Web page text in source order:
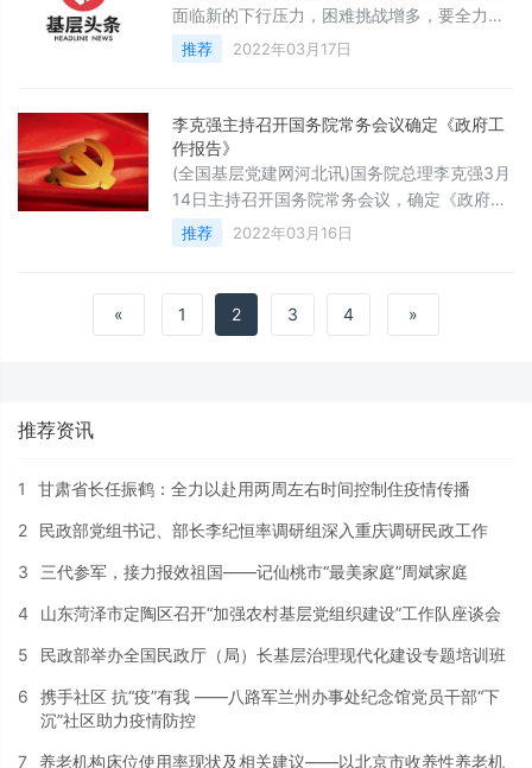
锋，英烈事迹和精神是中华民族的共同历史记
忆和宝贵精神财富，是激励全党全国各族人民
不懈奋斗的力量源泉。随着我
面临新的下行压力，困难挑战增多，要全力落
实中央经济工作会议精神和全国两会部署，统
筹疫情防控和经济社会发展，强化周期性调
全年经济社会发展目标任务。为此，宏观政策
要稳健有效，保持连续性，增强有效性。金融
机构必须从大局出发，坚定支持实体经济发
展。减税降费是助企纾困的关键性举措。今年
《政府工作报告》明确，实施新的组合式税费
支持
推荐 2022年03月17日
李克强主持召开国务院常务会议确定《政府工
作报告》
(全国基层党建网河北讯)国务院总理李克强3月
14日主持召开国务院常务会议，确定《政府工
作报告》重点任务分工，要求扎实有力抓落
实，推动经济在爬坡过坎中保持平稳运行。会
审议通过的《政府工作报告》，确定了全年经
济社会发展主要目标任务和政策举措，必须保
推荐 2022年03月16日
« 1 2 3 4 »
推荐资讯
1 甘肃省长任振鹤：全力以赴用两周左右时间控制住疫情传播
2 民政部党组书记、部长李纪恒率调研组深入重庆调研民政工作
3 三代参军，接力报效祖国——记仙桃市“最美家庭”周斌家庭
4 山东菏泽市定陶区召开“加强农村基层党组织建设”工作队座谈会
5 民政部举办全国民政厅（局）长基层治理现代化建设专题培训班
6
携手社区 抗“疫”有我 ——八路军兰州办事处纪念馆党员干部“下
沉”社区助力疫情防控
7
养老机构床位使用率现状及相关建议——以北京市收养性养老机